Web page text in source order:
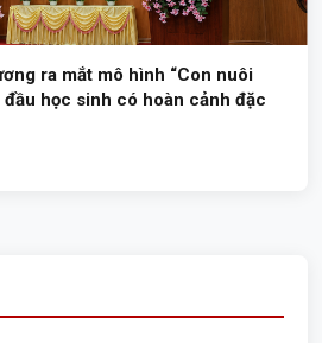
ra mắt mô hình “Con nuôi
đầu học sinh có hoàn cảnh đặc